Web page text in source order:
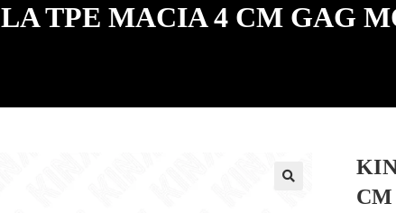
TPE MACIA 4 CM GAG